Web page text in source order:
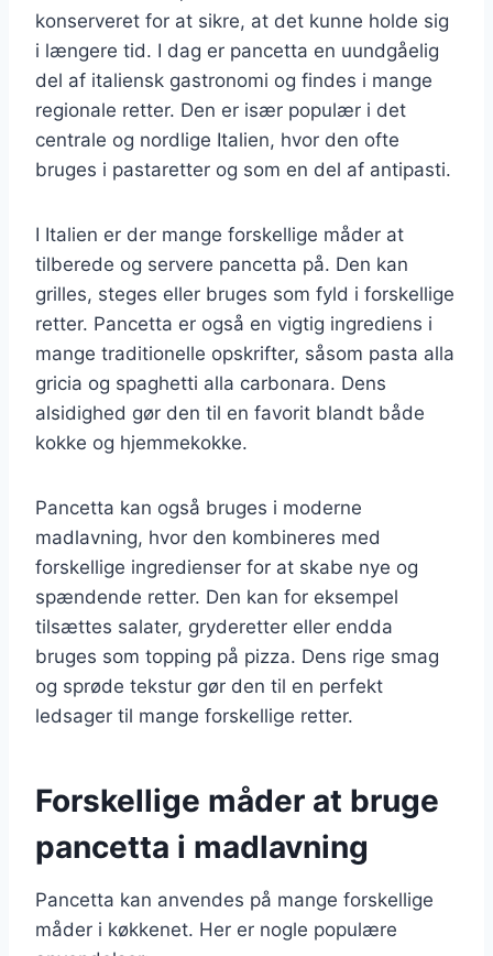
konserveret for at sikre, at det kunne holde sig
i længere tid. I dag er pancetta en uundgåelig
del af italiensk gastronomi og findes i mange
regionale retter. Den er især populær i det
centrale og nordlige Italien, hvor den ofte
bruges i pastaretter og som en del af antipasti.
I Italien er der mange forskellige måder at
tilberede og servere pancetta på. Den kan
grilles, steges eller bruges som fyld i forskellige
retter. Pancetta er også en vigtig ingrediens i
mange traditionelle opskrifter, såsom pasta alla
gricia og spaghetti alla carbonara. Dens
alsidighed gør den til en favorit blandt både
kokke og hjemmekokke.
Pancetta kan også bruges i moderne
madlavning, hvor den kombineres med
forskellige ingredienser for at skabe nye og
spændende retter. Den kan for eksempel
tilsættes salater, gryderetter eller endda
bruges som topping på pizza. Dens rige smag
og sprøde tekstur gør den til en perfekt
ledsager til mange forskellige retter.
Forskellige måder at bruge
pancetta i madlavning
Pancetta kan anvendes på mange forskellige
måder i køkkenet. Her er nogle populære